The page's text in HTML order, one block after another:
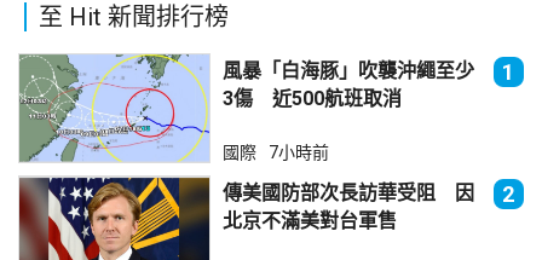
至 Hit 新聞排行榜
風暴「白海豚」吹襲沖繩至少
3傷 近500航班取消
1
國際 7小時前
傳美國防部次長訪華受阻 因
北京不滿美對台軍售
2